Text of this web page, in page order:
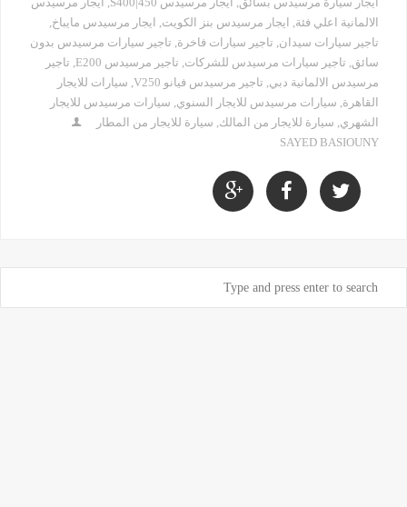
الالمانية اعلي فئة, ايجار مرسيدس بنز الكويت, ايجار مرسيدس مايباخ,
تاجير سيارات سيدان, تاجير سيارات فاخرة, تاجير سيارات مرسيدس بدون
سائق, تاجير سيارات مرسيدس للشركات, تاجير مرسيدس E200 , تاجير
مرسيدس الالمانية دبي, تاجير مرسيدس فيانو V250 , سيارات للايجار
القاهرة, سيارات مرسيدس للايجار السنوي, سيارات مرسيدس للايجار
الشهري, سيارة للايجار من المالك, سيارة للايجار من المطار
SAYED BASIOUNY